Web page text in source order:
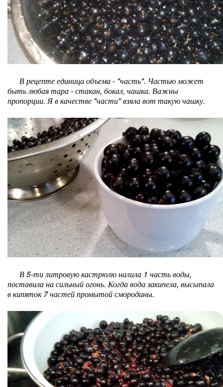
В рецепте единица объема - "часть". Частью может
быть любая тара - стакан, бокал, чашка. Важны
пропорции. Я в качестве "части" взяла вот такую чашку.
В 5-ти литровую кастрюлю налила 1 часть воды,
поставила на сильный огонь. Когда вода закипела, высыпала
в кипяток 7 частей промытой смородины.